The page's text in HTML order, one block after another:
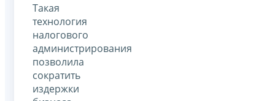
Такая
технология
налогового
администрирования
позволила
сократить
издержки